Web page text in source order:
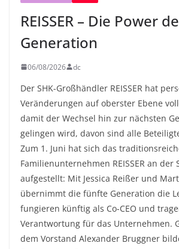
REISSER – Die Power
Generation
06/08/2026 dc
Der SHK-Großhändler REISSER hat
Veränderungen auf oberster Ebene
damit der Wechsel hin zur nächsten
gelingen wird, davon sind alle
Zum 1. Juni hat sich das
Familienunternehmen REISSER an der
aufgestellt: Mit Jessica Reißer und
übernimmt die fünfte Generation die
fungieren künftig als Co-CEO und
Verantwortung für das Unternehmen.
dem Vorstand Alexander Bruggner